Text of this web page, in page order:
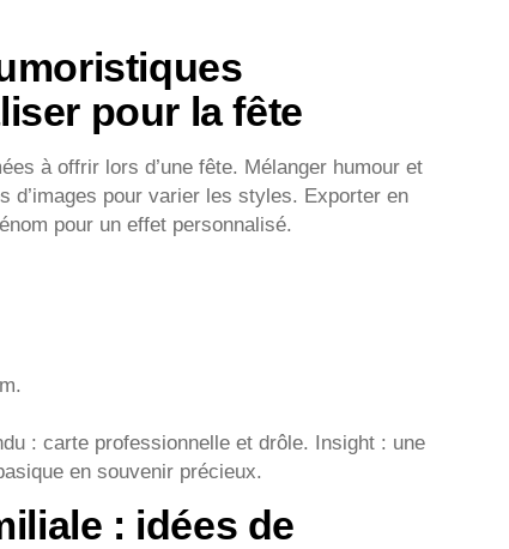
pour la fête
à offrir lors d’une fête. Mélanger humour et
d’images pour varier les styles. Exporter en
pour un effet personnalisé.
: carte professionnelle et drôle. Insight : une
en souvenir précieux.
: idées de